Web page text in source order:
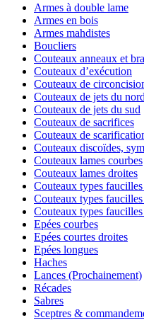
Armes à double lame
Armes en bois
Armes mahdistes
Boucliers
Couteaux anneaux et
Couteaux d’exécution
Couteaux de
Couteaux de jets du nord
Couteaux de jets du sud
Couteaux de sacrifices
Couteaux de
Couteaux discoïdes,
Couteaux lames courbes
Couteaux lames droites
Couteaux types faucilles
Couteaux types faucilles
Couteaux types
Epées courbes
Epées courtes droites
Epées longues
Haches
Lances (Prochainement)
Récades
Sabres
Sceptres &